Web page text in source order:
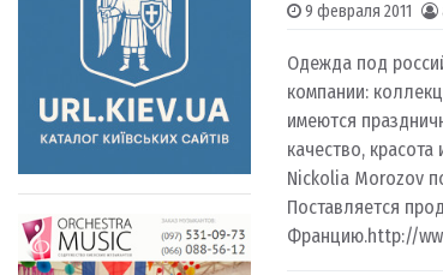
9 февраля 2011
Одежда под
компании:
имеются
качество,
Nickolia Morozov
Поставляется
Францию.http://